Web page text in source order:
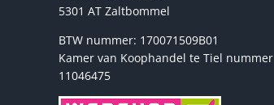
5301 AT Zaltbommel
BTW nummer: 170071509B01
Kamer van Koophandel te Tiel nummer
11046475